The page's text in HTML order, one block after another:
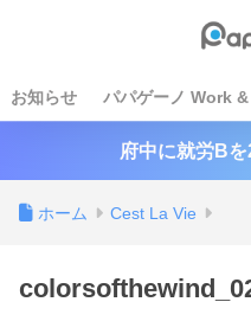
お知らせ パパゲーノ Work
府中に就労B
ホーム Cest La Vie